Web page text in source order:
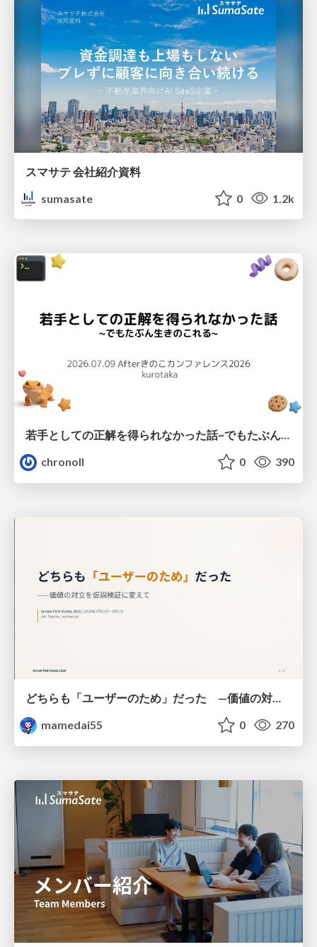
スマサテ 会社紹介資料
sumasate
0 1.2k
若手としての正解を得られなかった話~でもたぶん生きのこれる~
chronoll
0 390
どちらも「ユーザーのため」だった —価値の対立を仮説検証に変えて #Scrumfest Osaka 2026
mamedai55
0 270